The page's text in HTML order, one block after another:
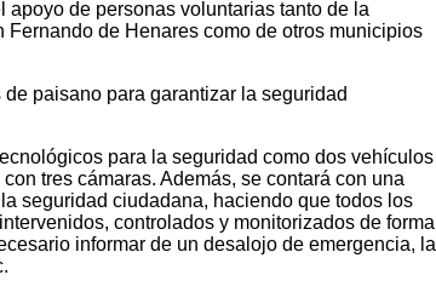
apoyo de personas voluntarias tanto de la
de Henares como de otros municipios
paisano para garantizar la seguridad
para la seguridad como dos vehículos
tres cámaras. Además, se contará con una
seguridad ciudadana, haciendo que todos los
controlados y monitorizados de forma
informar de un desalojo de emergencia, la